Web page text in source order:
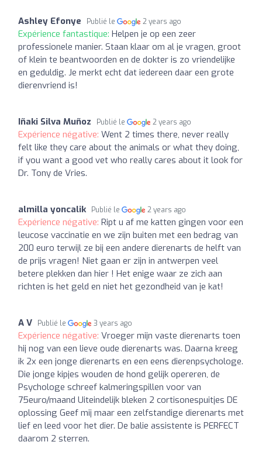
Ashley Efonye Publié le 2 years ago
Expérience fantastique: Helpen je op een zeer
professionele manier. Staan klaar om al je vragen, groot
of klein te beantwoorden en de dokter is zo vriendelijke
en geduldig. Je merkt echt dat iedereen daar een grote
dierenvriend is!
Iñaki Silva Muñoz Publié le 2 years ago
Expérience négative: Went 2 times there, never really
felt like they care about the animals or what they doing,
if you want a good vet who really cares about it look for
Dr. Tony de Vries.
almilla yoncalik Publié le 2 years ago
Expérience négative: Ript u af me katten gingen voor een
leucose vaccinatie en we zijn buiten met een bedrag van
200 euro terwijl ze bij een andere dierenarts de helft van
de prijs vragen! Niet gaan er zijn in antwerpen veel
betere plekken dan hier ! Het enige waar ze zich aan
richten is het geld en niet het gezondheid van je kat!
A V Publié le 3 years ago
Expérience négative: Vroeger mijn vaste dierenarts toen
hij nog van een lieve oude dierenarts was. Daarna kreeg
ik 2x een jonge dierenarts en een eens dierenpsychologe.
Die jonge kipjes wouden de hond gelijk opereren, de
Psychologe schreef kalmeringspillen voor van
75euro/maand Uiteindelijk bleken 2 cortisonespuitjes DE
oplossing Geef mij maar een zelfstandige dierenarts met
lief en leed voor het dier. De balie assistente is PERFECT
daarom 2 sterren.